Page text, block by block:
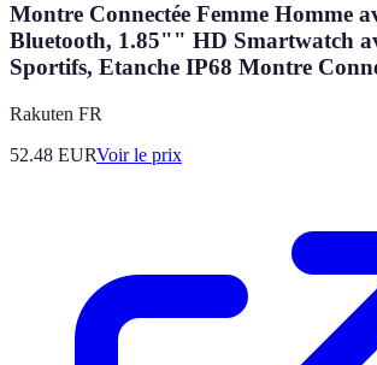
Montre Connectée Femme Homme
Bluetooth, 1.85"" HD Smartwatch
Sportifs, Etanche IP68 Montre
Rakuten FR
52.48 EURVoir le prix